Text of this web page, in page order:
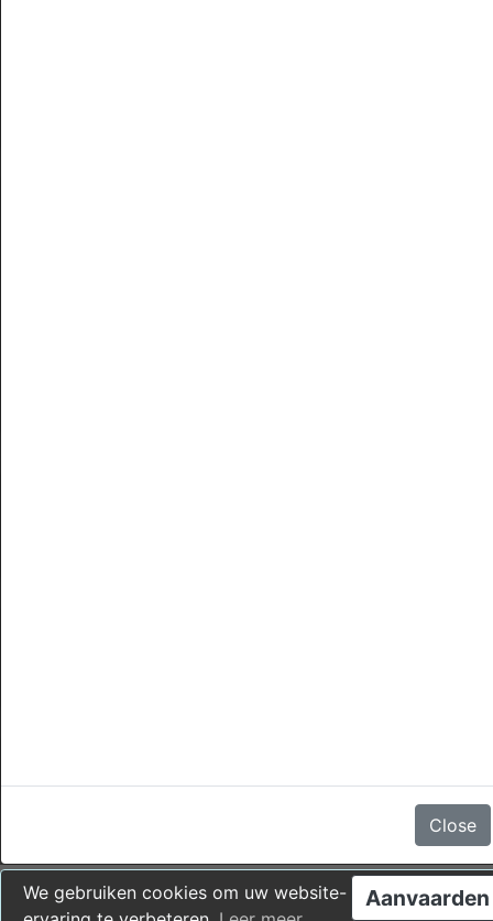
Close
Aanvaarden
We gebruiken cookies om uw website-